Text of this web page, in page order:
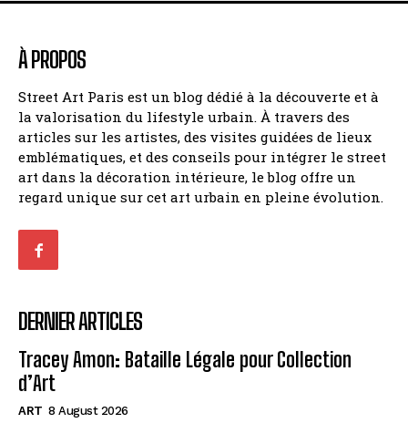
À PROPOS
Street Art Paris est un blog dédié à la découverte et à
la valorisation du lifestyle urbain. À travers des
articles sur les artistes, des visites guidées de lieux
emblématiques, et des conseils pour intégrer le street
art dans la décoration intérieure, le blog offre un
regard unique sur cet art urbain en pleine évolution.
DERNIER ARTICLES
Tracey Amon: Bataille Légale pour Collection
d’Art
ART 8 August 2026